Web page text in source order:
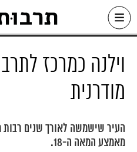
Skip
content
כל האתר
וילנה כמרכז
מודרנית
העיר שישמשה לאורך שנים
מאמצע המאה ה-18.